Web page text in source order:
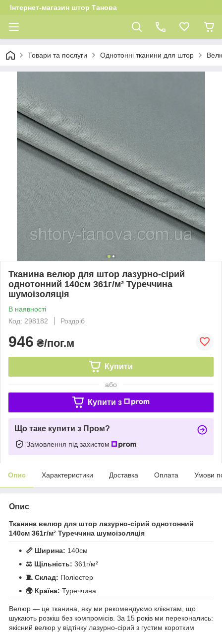
Інтернет-магазин штор Танова
Товари та послуги Однотонні тканини для штор
Тканина велюр для штор лазурно-сірий
однотонний 140см 361г/м² Туреччина
шумоізоляція
В наявності
Код: 298182
Роздріб
946 ₴/пог.м
Купити
або
Купити з
Що таке купити з Пром?
Замовлення під захистом
Опис Характеристики Доставка Оплата Умови
Опис
Тканина велюр для штор лазурно-сірий однотонний
140см 361г/м² Туреччина шумоізоляція
📏 Ширина: 140см
⚖️ Щільність: 361г/м²
🧵 Склад: Поліестер
🌍 Країна: Туреччина
Велюр — це тканина, яку ми рекомендуємо клієнтам, що
шукають розкіш без компромісів. За 15 років ми переконались:
якісний велюр у відтінку лазурно-сірий з густим коротким